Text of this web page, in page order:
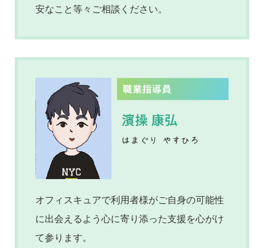
安なこと等々ご相談ください。
オフィスキュアで利用者様がご自身の可能性
に出会えるよう心に寄り添った支援を心がけ
て参ります。